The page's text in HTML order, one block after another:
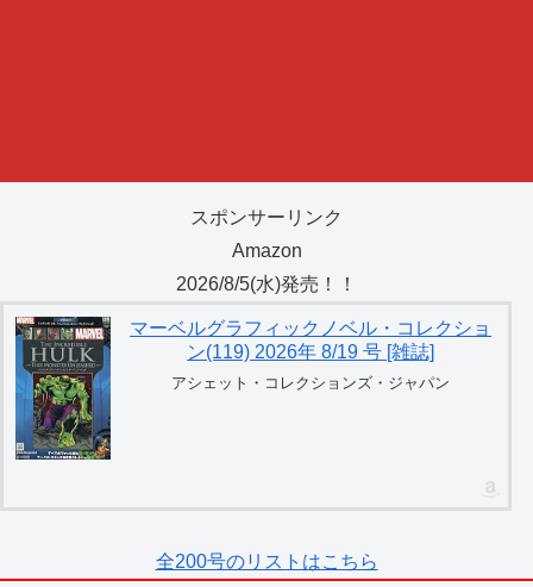
スポンサーリンク
Amazon
2026/8/5(水)発売！！
マーベルグラフィックノベル・コレクショ
ン(119) 2026年 8/19 号 [雑誌]
アシェット・コレクションズ・ジャパン
全200号のリストはこちら